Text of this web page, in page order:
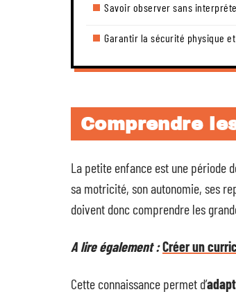
Savoir observer sans
Garantir la sécurité physique
Comprendre
La petite enfance est une période
sa motricité, son autonomie, ses
doivent donc comprendre les
A lire également :Créer un
Cette connaissance permet d’